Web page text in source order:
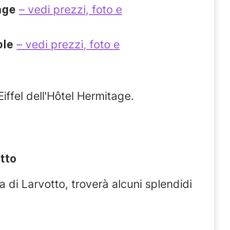
– vedi prezzi, foto e
– vedi prezzi, foto e
di Larvotto, troverà alcuni splendidi